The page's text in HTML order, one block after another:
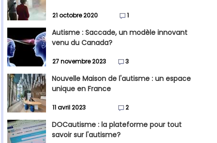
21 octobre 2020 1
Autisme : Saccade, un modèle innovant
venu du Canada?
27 novembre 2023 3
Nouvelle Maison de l'autisme : un espace
unique en France
11 avril 2023 2
DOCautisme : la plateforme pour tout
savoir sur l'autisme?